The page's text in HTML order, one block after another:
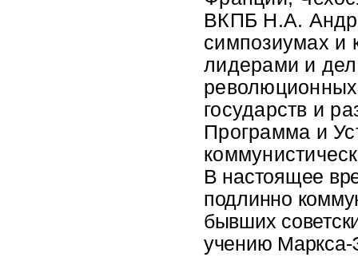
ВКПБ Н.А.
симпозиумах и
лидерами и
революционных
государств и
Программа и
В настоящее
подлинно
бывших
учению Маркса-